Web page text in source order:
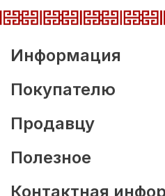
Информация
Покупателю
Продавцу
Полезное
Контактная